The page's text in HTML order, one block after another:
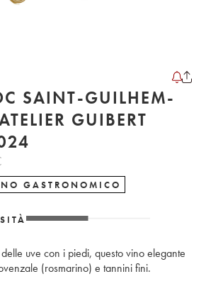
SAINT-GUILHEM-
GUIBERT
GASTRONOMICO
uve con i piedi, questo vino elegante
(rosmarino) e tannini fini.